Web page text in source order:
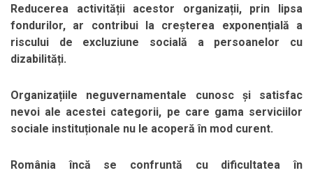
Reducerea activității acestor organizații, prin lipsa
fondurilor, ar contribui la creșterea exponențială a
riscului de excluziune socială a persoanelor cu
dizabilități.
Organizațiile neguvernamentale cunosc și satisfac
nevoi ale acestei categorii, pe care gama serviciilor
sociale instituționale nu le acoperă în mod curent.
România încă se confruntă cu dificultatea în